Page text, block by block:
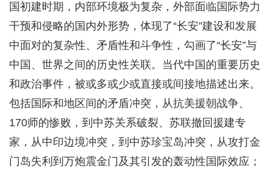
国初建时期，内部环境极为复杂，外部面临国际势力
干预和侵略的国内外形势，体现了“长安”建设和发展
中面对的复杂性、矛盾性和斗争性，勾画了“长安”与
中国、世界之间的历史性关联。当代中国的重要历史
和政治事件，被或多或少或直接或间接地描述出来。
包括国际和地区间的矛盾冲突，从抗美援朝战争、
170师的惨败，到中苏关系破裂、苏联撤回援建专
家，从中印边境冲突，到中苏珍宝岛冲突，从攻打金
门岛失利到万炮震金门及其引发的轰动性国际效应；